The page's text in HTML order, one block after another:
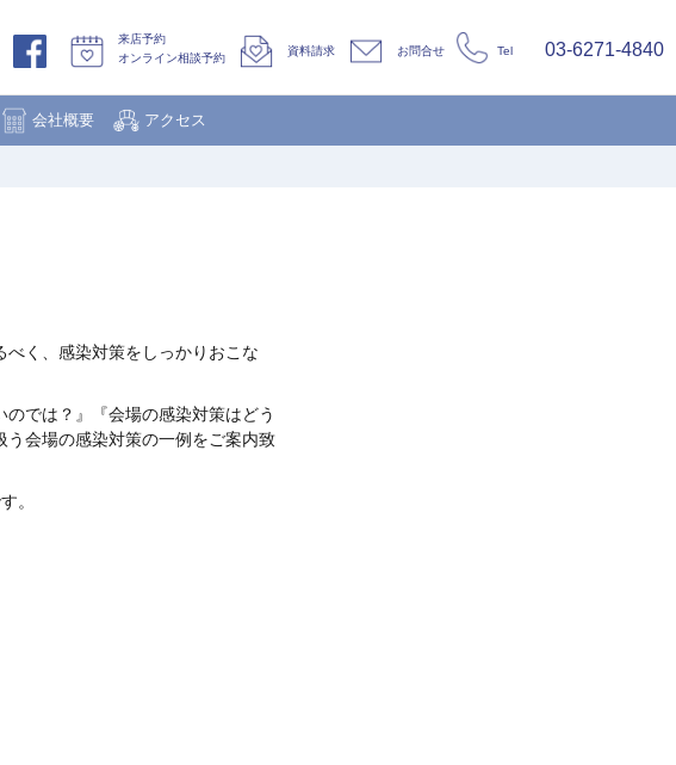
来店予約
オンライン相談予約
資料請求 お問合せ 03-6271-4840
Tel
会社概要 アクセス
く、感染対策をしっかりおこな
では？』『会場の感染対策はどう
会場の感染対策の一例をご案内致
。